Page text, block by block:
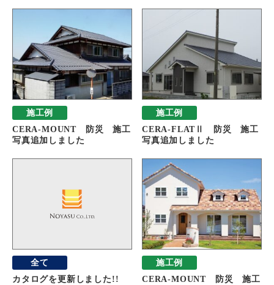
施工例
CERA-MOUNT 防災 施工
写真追加しました
施工例
CERA-FLATⅡ 防災 施工
写真追加しました
全て
カタログを更新しました!!
施工例
CERA-MOUNT 防災 施工